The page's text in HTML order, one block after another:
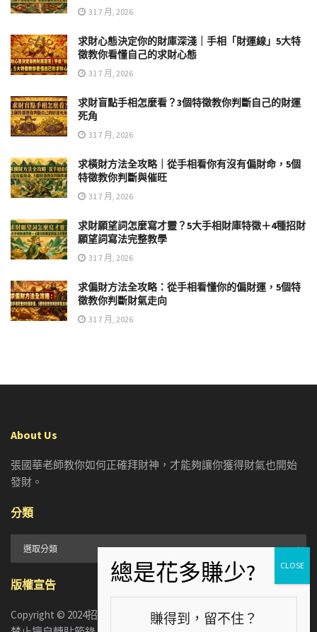
31 7 月, 2026
求財心態決定你的財庫深淺｜手相「財運線」5大特
徵教你看懂自己的求財心態
31 7 月, 2026
求財盲點手相怎麼看？3個特徵教你判斷自己的財運
死角
31 7 月, 2026
求橫財方法全攻略｜從手相看你有沒有偏財命，5個
特徵教你判斷與催旺
31 7 月, 2026
求財願望詞怎麼寫才靈？5大手相財庫特徵＋4種招財
願望詞寫法完整教學
31 7 月, 2026
求偏財方法全攻略：從手相看懂你的偏財運，5個特
徵教你判斷財氣走向
31 7 月, 2026
About Us
張國華老師教你如何正確拜財神，才能夠讓你獲得財氣也開始
發財。
分類
版權宣告
Copyright © 2024招財張國華. ALL RIGHTS RESERVED. 版權所有，
賺得到，留不住？